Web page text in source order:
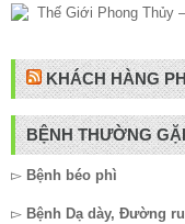
KHÁCH HÀNG
BỆNH THƯỜNG
▻ Bệnh béo phì
▻ Bệnh Dạ dày, Đường